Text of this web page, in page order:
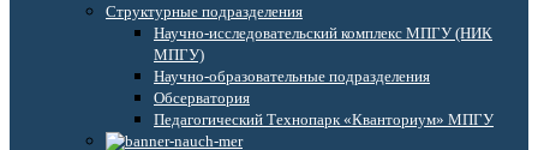
Структурные подразделения
Научно-исследовательский комплекс МПГУ (НИК
МПГУ)
Научно-образовательные подразделения
Обсерватория
Педагогический Технопарк «Кванториум» МПГУ